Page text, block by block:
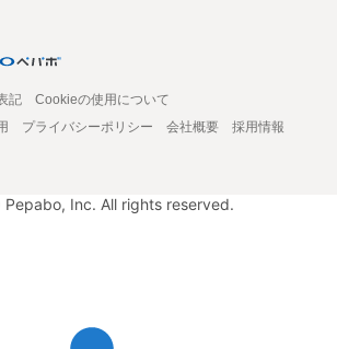
記
Cookieの使用について
プライバシーポリシー 会社概要
採用情報
Pepabo, Inc. All rights reserved.